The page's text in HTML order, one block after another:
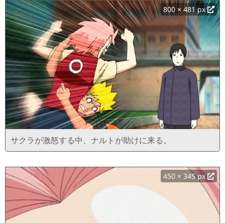
800 × 481 px
サクラが激怒する中、ナルトが助けに来る。
450 × 345 px